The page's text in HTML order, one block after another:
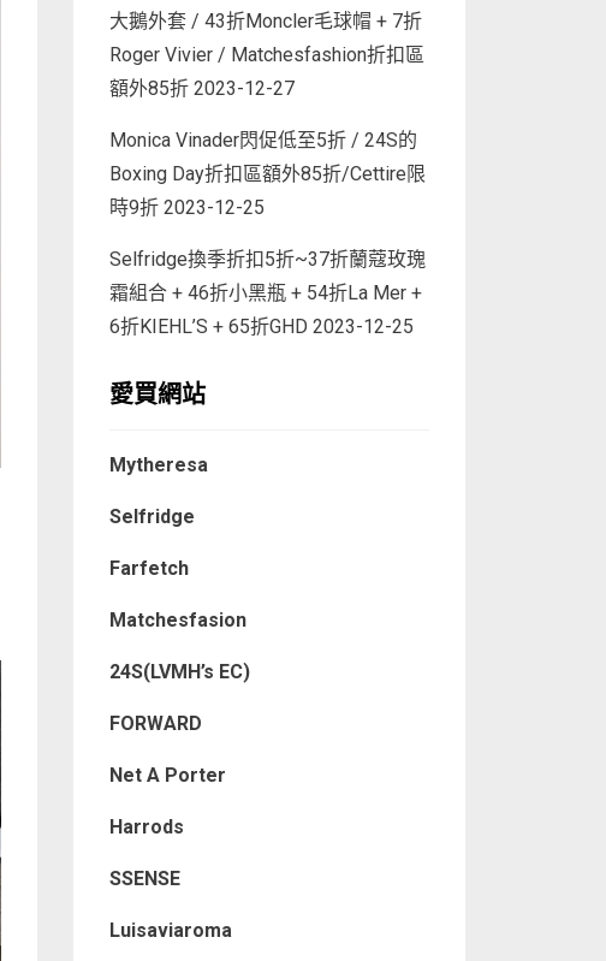
大鵝外套 / 43折Moncler毛球帽 + 7折
Roger Vivier / Matchesfashion折扣區
額外85折 2023-12-27
Monica Vinader閃促低至5折 / 24S的
Boxing Day折扣區額外85折/Cettire限
時9折 2023-12-25
Selfridge換季折扣5折~37折蘭蔻玫瑰
霜組合 + 46折小黑瓶 + 54折La Mer +
6折KIEHL’S + 65折GHD 2023-12-25
愛買網站
Mytheresa
Selfridge
Farfetch
Matchesfasion
24S(LVMH’s EC)
FORWARD
Net A Porter
Harrods
SSENSE
Luisaviaroma